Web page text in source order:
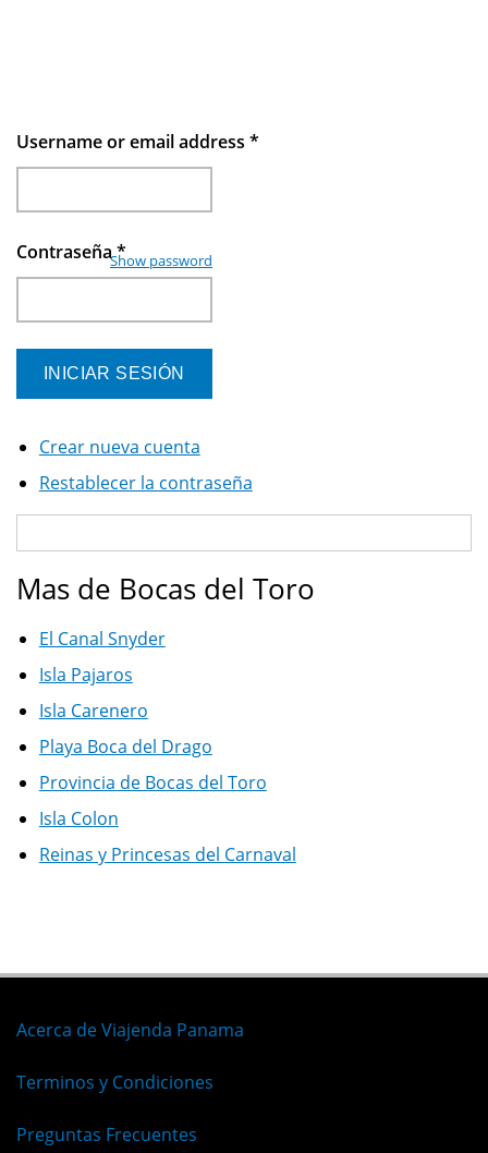
Username or email address *
Contraseña*
Show password
Crear nueva cuenta
Restablecer la contraseña
Mas de Bocas del Toro
El Canal Snyder
Isla Pajaros
Isla Carenero
Playa Boca del Drago
Provincia de Bocas del Toro
Isla Colon
Reinas y Princesas del Carnaval
Acerca de Viajenda Panama
Terminos y Condiciones
Preguntas Frecuentes